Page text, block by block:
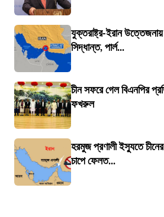
যুক্তরাষ্ট্র-ইরান
সিদ্ধান্ত, পার্ল...
চীন সফরে গেল বিএনপির
ফখরুল
হরমুজ প্রণালী ইস্যুতে চীনের
চাপে ফেলত...